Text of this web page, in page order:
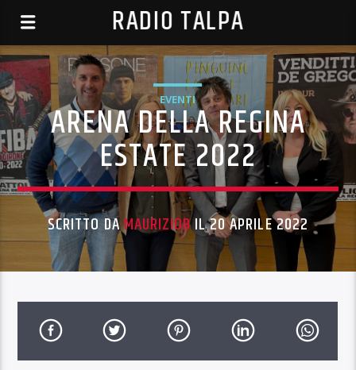
RADIO TALPA
EVENTI
ARENA DELLA REGINA
ESTATE 2022
SCRITTO DAMAURIZIOBIL 20 APRILE 2022